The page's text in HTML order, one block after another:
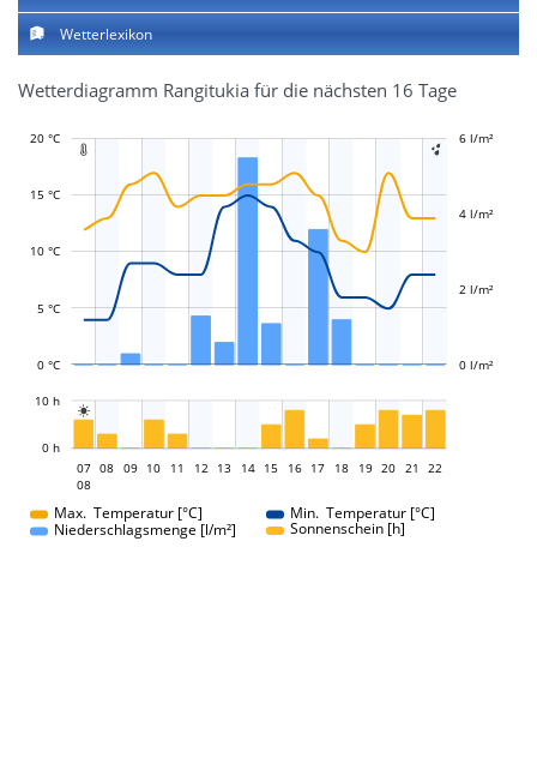
Wetterlexikon
Wetterdiagramm Rangitukia für die nächsten 16 Tage
 
0 °C
10 °C
20 °C
15 °C
5 °C
-2 l/m²
-1 l/m²
0 l/m²
1 l/m²
2 l/m²
3 l/m²
4 l/m²
8 l/m²
6 l/m²
-4 l/m²

0 h
10 h
07
07
08
08 09 10 11 12 13 14 15 16 17 18 19 20 21 22
Max. Temperatur [°C]
Min. Temperatur [°C]
Niederschlagsmenge [l/m²]
Sonnenschein [h]